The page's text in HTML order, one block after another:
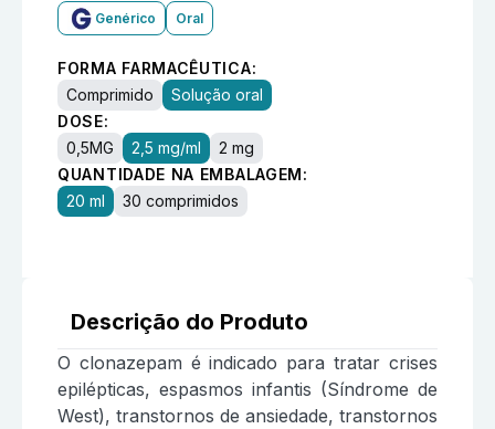
Genérico Oral
FORMA FARMACÊUTICA:
Comprimido
Solução oral
DOSE:
0,5MG
2,5 mg/ml
2 mg
QUANTIDADE NA EMBALAGEM:
20 ml
30 comprimidos
Descrição do Produto
O clonazepam é indicado para tratar crises
epilépticas, espasmos infantis (Síndrome de
West), transtornos de ansiedade, transtornos